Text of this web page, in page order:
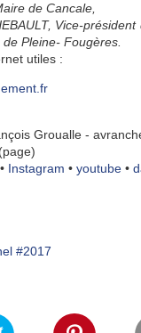
de Cancale,
Vice-président
Pleine- Fougères.
utiles :
Groualle -
(page)
• Instagram • youtube •
#2017